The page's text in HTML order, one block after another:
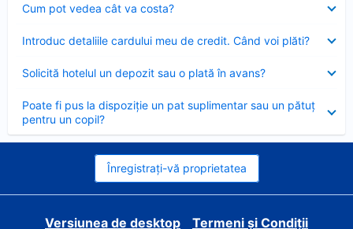
Cum pot vedea cât va costa?
închis
Introduc detaliile cardului meu de credit. Când voi plăti?
închis
Solicită hotelul un depozit sau o plată în avans?
închis
Poate fi pus la dispoziție un pat suplimentar sau un pătuț
pentru un copil?
închis
Înregistrați-vă proprietatea
Versiunea de desktop
Termeni și Condiții